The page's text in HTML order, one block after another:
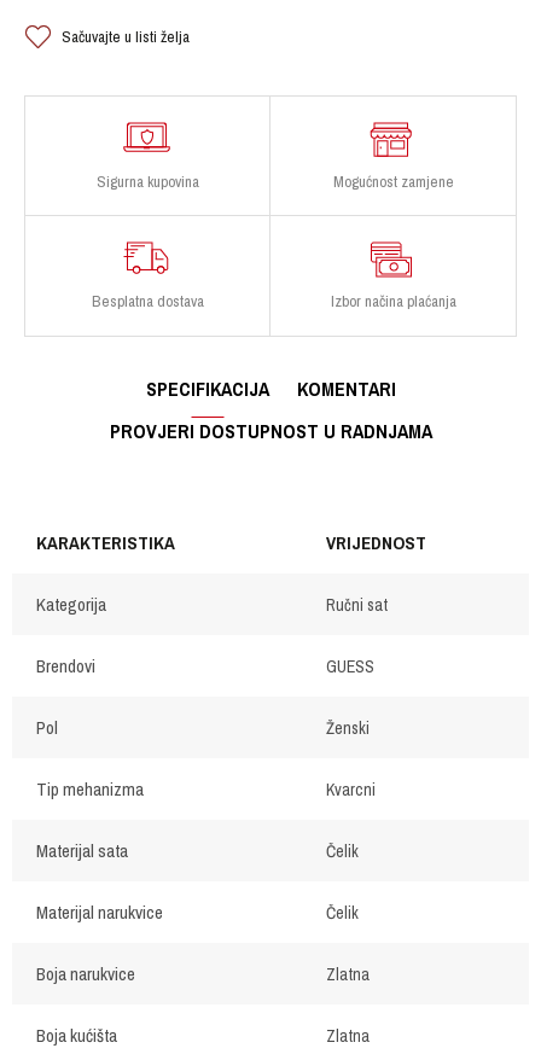
Sačuvajte u listi želja
Sigurna kupovina Mogućnost zamjene
Besplatna dostava Izbor načina plaćanja
SPECIFIKACIJA
KOMENTARI
PROVJERI DOSTUPNOST U RADNJAMA
KARAKTERISTIKA VRIJEDNOST
Kategorija Ručni sat
Brendovi GUESS
Pol Ženski
Tip mehanizma Kvarcni
Materijal sata Čelik
Materijal narukvice Čelik
Boja narukvice Zlatna
Boja kućišta Zlatna